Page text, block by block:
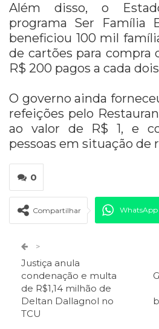
Além disso, o
programa Ser Família
beneficiou 100 mil
de cartões para compra
R$ 200 pagos a cada
O governo ainda
refeições pelo
ao valor de R$ 1, e
pessoas em situação de
0
Compartilhar WhatsApp
ReddIt Pinterest
Facebook Messenger
>
Justiça anula
condenação e multa
de R$1,14 milhão de
Deltan Dallagnol no
TCU